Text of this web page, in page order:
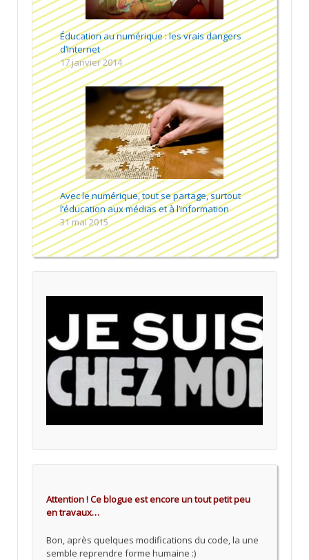
Éducation au numérique : les vrais dangers
d’Internet
17 janvier 2014
Avec le numérique, tout se partage, surtout
l’éducation aux médias et à l’information
31 mai 2015
Attention ! Ce blogue est encore un tout petit peu
en travaux…
Bon, après quelques modifications du code, la une
semble reprendre forme humaine :)